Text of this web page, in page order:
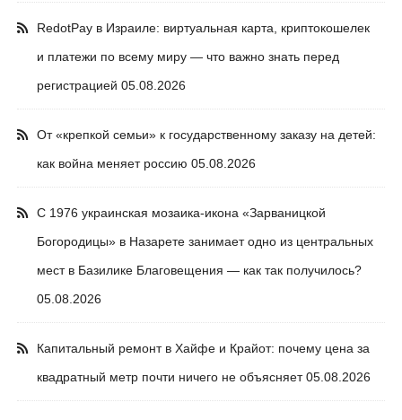
RedotPay в Израиле: виртуальная карта, криптокошелек
и платежи по всему миру — что важно знать перед
регистрацией 05.08.2026
От «крепкой семьи» к государственному заказу на детей:
как война меняет россию 05.08.2026
С 1976 украинская мозаика-икона «Зарваницкой
Богородицы» в Назарете занимает одно из центральных
мест в Базилике Благовещения — как так получилось?
05.08.2026
Капитальный ремонт в Хайфе и Крайот: почему цена за
квадратный метр почти ничего не объясняет 05.08.2026